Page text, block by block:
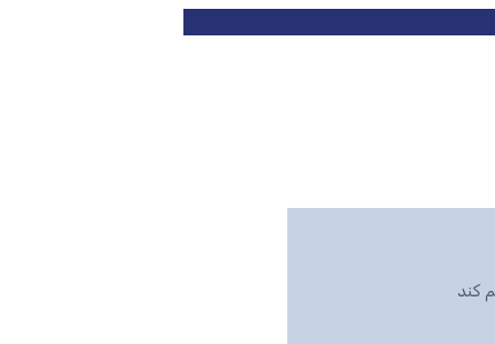
کند